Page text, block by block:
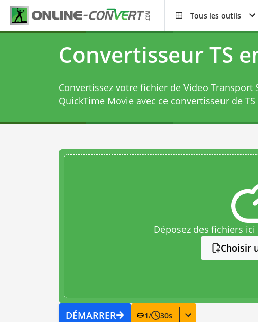
Tous les outils
Convertisseur TS
Convertissez votre fichier de Video Transport
QuickTime Movie avec ce convertisseur de TS
Déposez des fichiers
Choisir
DÉMARRER 1/ 30s